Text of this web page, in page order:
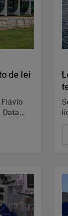
de lei
Data